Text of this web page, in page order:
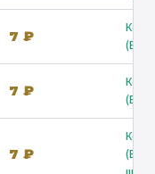
7 ₽
7 ₽
7 ₽